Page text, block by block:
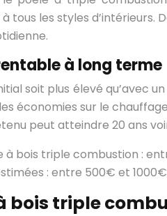
tous les styles
à long terme
soit plus élevé qu’avec
économies sur le
peut atteindre 20 ans
à bois triple combustion :
: entre 500€ et
bois triple